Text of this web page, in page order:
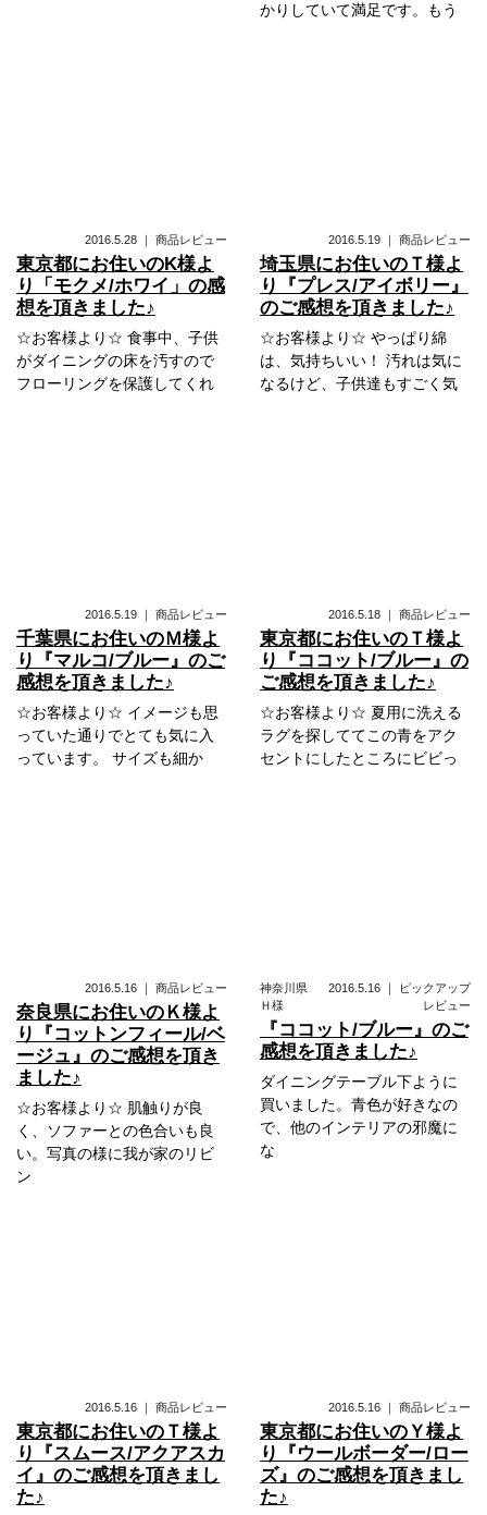
かりしていて満足です。もう
2016.5.28 ｜ 商品レビュー
東京都にお住いのK様よ
り「モクメ/ホワイ」の感
想を頂きました♪
☆お客様より☆ 食事中、子供
がダイニングの床を汚すので
フローリングを保護してくれ
2016.5.19 ｜ 商品レビュー
埼玉県にお住いのＴ様よ
り『プレス/アイボリー』
のご感想を頂きました♪
☆お客様より☆ やっぱり綿
は、気持ちいい！ 汚れは気に
なるけど、子供達もすごく気
2016.5.19 ｜ 商品レビュー
千葉県にお住いのＭ様よ
り『マルコ/ブルー』のご
感想を頂きました♪
☆お客様より☆ イメージも思
っていた通りでとても気に入
っています。 サイズも細か
2016.5.18 ｜ 商品レビュー
東京都にお住いのＴ様よ
り『ココット/ブルー』の
ご感想を頂きました♪
☆お客様より☆ 夏用に洗える
ラグを探しててこの青をアク
セントにしたところにビビっ
2016.5.16 ｜ 商品レビュー
奈良県にお住いのＫ様よ
り『コットンフィール/ベ
ージュ』のご感想を頂き
ました♪
☆お客様より☆ 肌触りが良
く、ソファーとの色合いも良
い。写真の様に我が家のリビ
ン
神奈川県
Ｈ様
2016.5.16 ｜
ピックアップ
レビュー
『ココット/ブルー』のご
感想を頂きました♪
ダイニングテーブル下ように
買いました。青色が好きなの
で、他のインテリアの邪魔に
な
2016.5.16 ｜ 商品レビュー
東京都にお住いのＴ様よ
り『スムース/アクアスカ
イ』のご感想を頂きまし
た♪
2016.5.16 ｜ 商品レビュー
東京都にお住いのＹ様よ
り『ウールボーダー/ロー
ズ』のご感想を頂きまし
た♪